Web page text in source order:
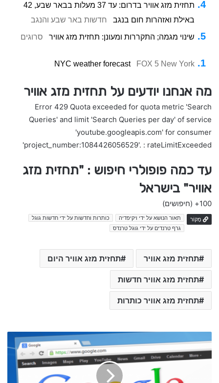
תחזית מזג אוויר בדרום: עד 37 מעלות בבאר שבע, 42
באילת ואזהרות חום בנגב
חדשות באר שבע והנגב
שינוי מגמה; התקררות ומעונן: תחזית מזג אוויר סרוגים
NYC weather forecast FOX 5 New York
מה אנחנו יודעים על תחזית מזג אוויר
Error 429 Quota exceeded for quota metric 'Search
Queries' and limit 'Search Queries per day' of service
'youtube.googleapis.com' for consumer
'project_number:1084426056529'. : rateLimitExceeded
עד כמה פופולרי חיפוש : "תחזית מזג
אוויר" בישראל
100+ (חיפושים)
מָקוֹר תאור הנושא על ידי ויקיפדיה
כותרות וחדשות על ידי חדשות גוגל
גרף טרנדים על ידי גוגל טרנדס
תחזית מזג אוויר תחזית מזג אוויר היום
תחזית מזג אוויר חדשות
תחזית מזג אוויר כותרות
ז